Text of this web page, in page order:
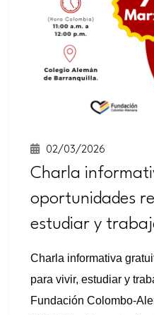
02/03/2026
Charla
oportunidades
estudiar y
Charla informativa
para vivir, estudiar y
Fundación Colombo-